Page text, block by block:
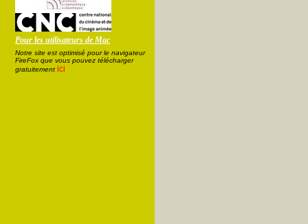
Pour les utilisateurs de Mac
Notre site est optimisé pour le navigateur
FireFox que vous pouvez télécharger
gratuitement ici